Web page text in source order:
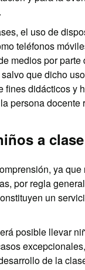
el uso de
teléfonos
medios por
que dicho
fines didácticos y
persona docente
a clase
ya
por regla
un
posible llevar
de la